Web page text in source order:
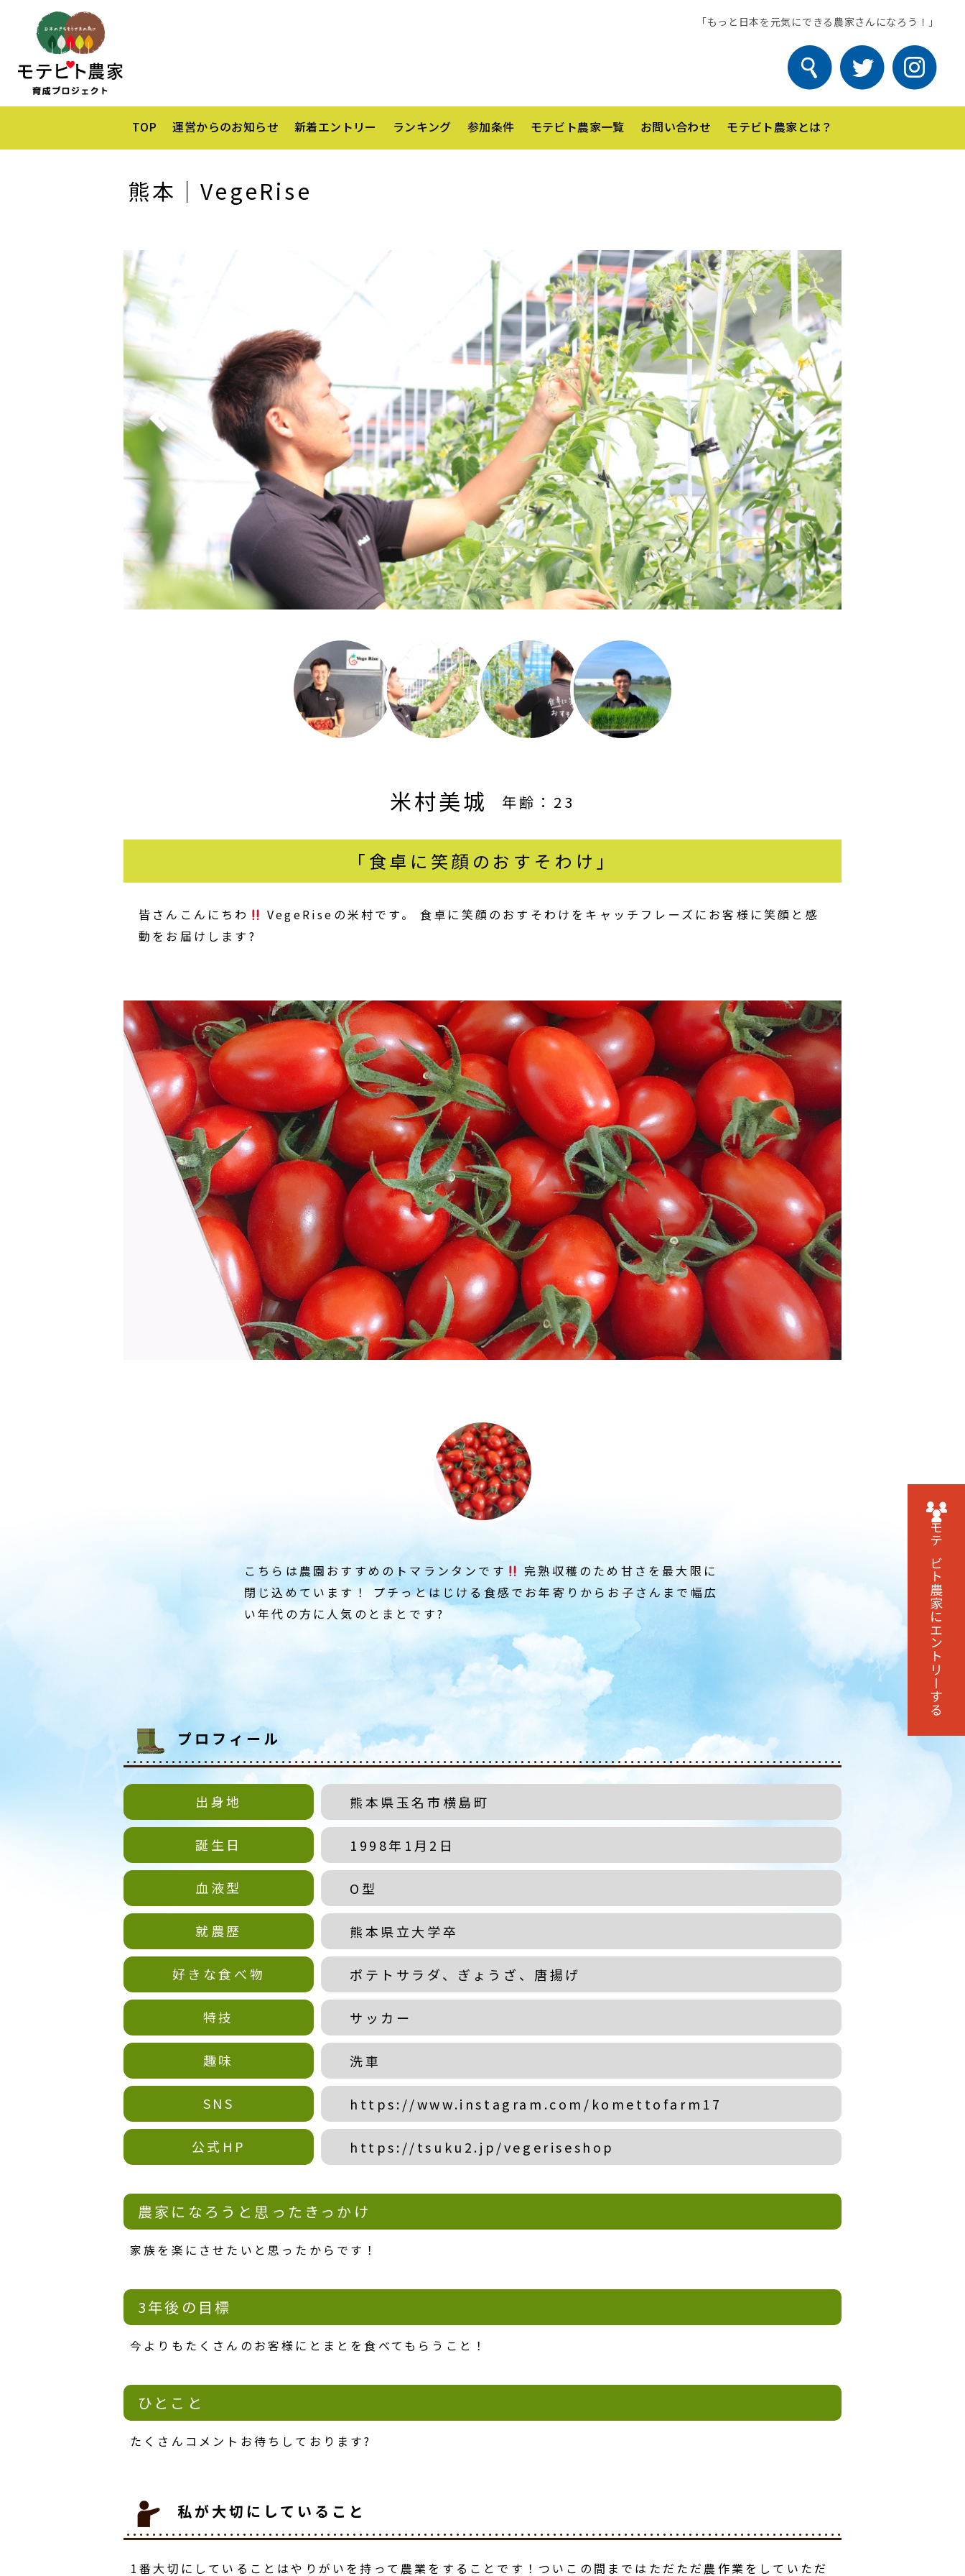
「もっと日本を元気にできる農家さんになろう！」
TOP 運営からのお知らせ 新着エントリー ランキング 参加条件 モテビト農家一覧 お問い合わせ モテビト農家とは？
熊本｜VegeRise
米村美城 年齢：23
「食卓に笑顔のおすそわけ」
皆さんこんにちわ
VegeRiseの米村です。 食卓に笑顔のおすそわけをキャッチフレーズにお客様に笑顔と感
動をお届けします?
こちらは農園おすすめのトマランタンです
完熟収穫のため甘さを最大限に
閉じ込めています！ プチっとはじける食感でお年寄りからお子さんまで幅広
い年代の方に人気のとまとです?
プロフィール
出身地 熊本県玉名市横島町
誕生日 1998年1月2日
血液型 O型
就農歴 熊本県立大学卒
好きな食べ物 ポテトサラダ、ぎょうざ、唐揚げ
特技 サッカー
趣味 洗車
SNS https://www.instagram.com/komettofarm17
公式HP https://tsuku2.jp/vegeriseshop
農家になろうと思ったきっかけ
家族を楽にさせたいと思ったからです！
3年後の目標
今よりもたくさんのお客様にとまとを食べてもらうこと！
ひとこと
たくさんコメントお待ちしております?
私が大切にしていること
1番大切にしていることはやりがいを持って農業をすることです！ついこの間まではただただ農作業をしていただ
モテビト農家に
エントリーする